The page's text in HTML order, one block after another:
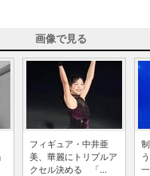
画像で見る
フィギュア・中井亜
美、華麗にトリプルア
クセル決める 「...